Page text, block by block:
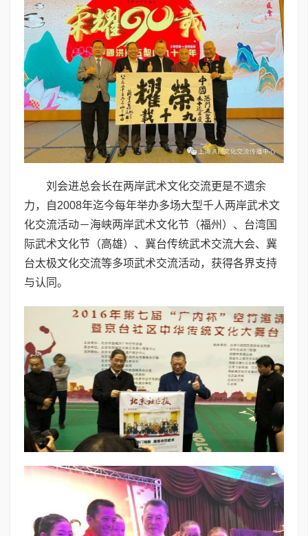
刘会进总会长在两岸武术文化交流更是不遗余
力，自2008年迄今每年举办多场大型千人两岸武术文
化交流活动－海峡两岸武术文化节（福州）、台湾国
际武术文化节（高雄）、冀台传统武术交流大会、冀
台太极文化交流等多项武术交流活动，获得各界支持
与认同。